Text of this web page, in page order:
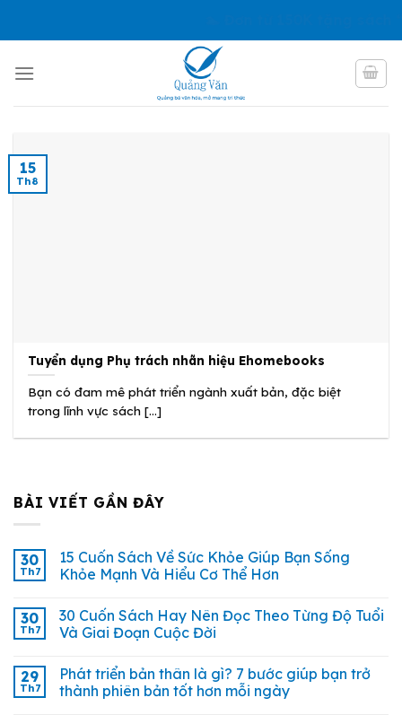
Tuyển dụng Phụ trách nhãn hiệu Ehomebooks
Bạn có đam mê phát triển ngành xuất bản, đặc biệt
trong lĩnh vực sách [...]
15
Th8
BÀI VIẾT GẦN ĐÂY
30
Th7
15 Cuốn Sách Về Sức Khỏe Giúp Bạn Sống
Khỏe Mạnh Và Hiểu Cơ Thể Hơn
30
Th7
30 Cuốn Sách Hay Nên Đọc Theo Từng Độ Tuổi
Và Giai Đoạn Cuộc Đời
29
Th7
Phát triển bản thân là gì? 7 bước giúp bạn trở
thành phiên bản tốt hơn mỗi ngày